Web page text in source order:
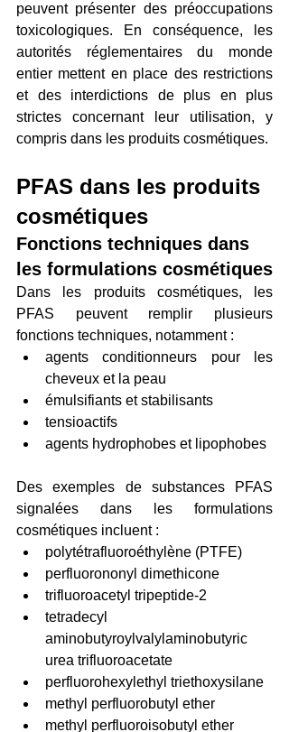
peuvent présenter des préoccupations
toxicologiques. En conséquence, les
autorités réglementaires du monde
entier mettent en place des restrictions
et des interdictions de plus en plus
strictes concernant leur utilisation, y
compris dans les produits cosmétiques.
PFAS dans les produits
cosmétiques
Fonctions techniques dans
les formulations cosmétiques
Dans les produits cosmétiques, les
PFAS peuvent remplir plusieurs
fonctions techniques, notamment :
agents conditionneurs pour les
cheveux et la peau
émulsifiants et stabilisants
tensioactifs
agents hydrophobes et lipophobes
Des exemples de substances PFAS
signalées dans les formulations
cosmétiques incluent :
polytétrafluoroéthylène (PTFE)
perfluorononyl dimethicone
trifluoroacetyl tripeptide-2
tetradecyl
aminobutyroylvalylaminobutyric
urea trifluoroacetate
perfluorohexylethyl triethoxysilane
methyl perfluorobutyl ether
methyl perfluoroisobutyl ether